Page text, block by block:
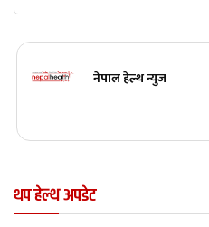
नेपाल हेल्थ न्युज
थप हेल्थ अपडेट